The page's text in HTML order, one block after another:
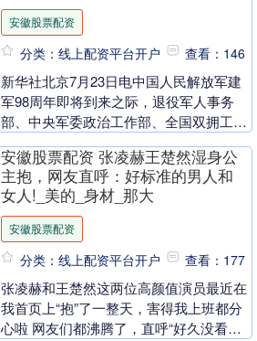
安徽股票配资
分类：线上配资平台开户 查看：146
新华社北京7月23日电中国人民解放军建
军98周年即将到来之际，退役军人事务
部、中央军委政治工作部、全国双拥工作
各部队坚持以习....
安徽股票配资 张凌赫王楚然湿身公
主抱，网友直呼：好标准的男人和
女人!_美的_身材_那大
安徽股票配资
分类：线上配资平台开户 查看：177
张凌赫和王楚然这两位高颜值演员最近在
我首页上“抱”了一整天，害得我上班都分
心啦 网友们都沸腾了，直呼“好久没看到